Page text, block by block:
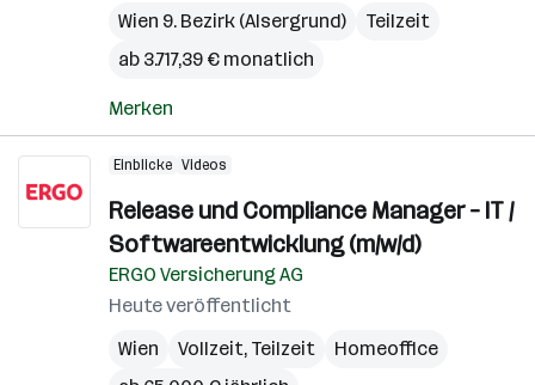
Wien 9. Bezirk (Alsergrund)
Teilzeit
ab 3.717,39 € monatlich
Merken
Einblicke Videos
Release und Compliance Manager – IT /
Softwareentwicklung (m/w/d)
ERGO Versicherung AG
Heute veröffentlicht
Wien
Vollzeit, Teilzeit
Homeoffice